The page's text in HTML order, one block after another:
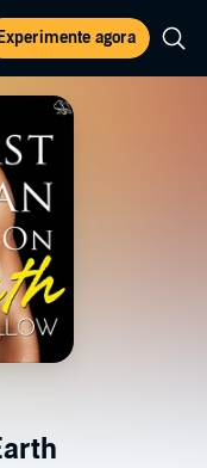
Experimente agora